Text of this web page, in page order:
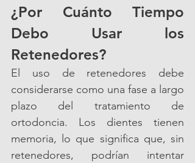
¿Por Cuánto Tiempo
Debo Usar los
Retenedores?
El uso de retenedores debe
considerarse como una fase a largo
plazo del tratamiento de
ortodoncia. Los dientes tienen
memoria, lo que significa que, sin
retenedores, podrían intentar